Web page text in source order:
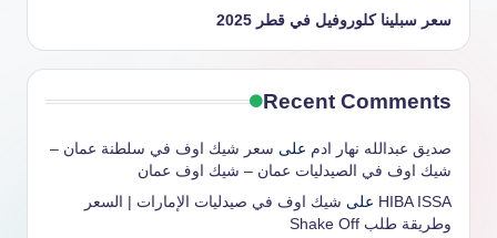
سعر سبلينا كلوروفيل في قطر 2025
Recent Comments
صديق عبدالله نهار ادم على سعر شيك اوف في سلطنة عمان –
شيك اوف في الصيدليات عمان – شيك اوف عمان
HIBA ISSA على شيك اوف في صيدليات الإمارات | السعر
وطريقة طلب Shake Off